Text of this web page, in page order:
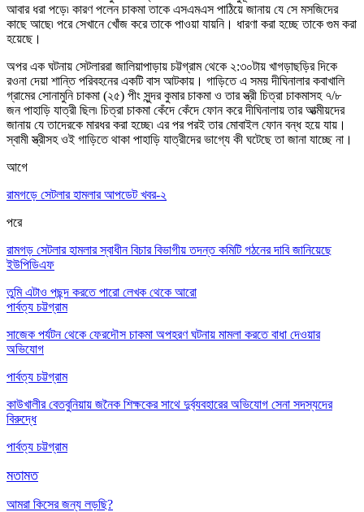
আবার ধরা পড়ে৷ কারণ পলেন চাকমা তাকে এসএমএস পাঠিয়ে জানায় যে সে মসজিদের
কাছে আছে৷ পরে সেখানে খোঁজ করে তাকে পাওয়া যায়নি। ধারণা করা হচ্ছে তাকে গুম করা
হয়েছে।
অপর এক ঘটনায় সেটলাররা জালিয়াপাড়ায় চট্টগ্রাম থেকে ২:৩০টায় খাগড়াছড়ির দিকে
রওনা দেয়া শান্তি পরিবহনের একটি বাস আটকায়। গাড়িতে এ সময় দীঘিনালার কবাখালি
গ্রামের সোনামুনি চাকমা (২৫) পীং সুন্দর কুমার চাকমা ও তার স্ত্রী চিত্রা চাকমাসহ ৭/৮
জন পাহাড়ি যাত্রী ছিল৷ চিত্রা চাকমা কেঁদে কেঁদে ফোন করে দীঘিনালায় তার আত্মীয়দের
জানায় যে তাদেরকে মারধর করা হচ্ছে৷ এর পর পরই তার মোবাইল ফোন বন্ধ হয়ে যায়।
স্বামী স্ত্রীসহ ওই গাড়িতে থাকা পাহাড়ি যাত্রীদের ভাগ্যে কী ঘটেছে তা জানা যাচ্ছে না।
আগে
রামগড়ে সেটলার হামলার আপডেট খবর-২
পরে
রামগড় সেটলার হামলার স্বাধীন বিচার বিভাগীয় তদন্ত কমিটি গঠনের দাবি জানিয়েছে
ইউপিডিএফ
তুমি এটাও পছন্দ করতে পারো লেখক থেকে আরো
পার্বত্য চট্টগ্রাম
সাজেক পর্যটন থেকে ফেরদৌস চাকমা অপহরণ ঘটনায় মামলা করতে বাধা দেওয়ার
অভিযোগ
পার্বত্য চট্টগ্রাম
কাউখালীর বেতবুনিয়ায় জনৈক শিক্ষকের সাথে দুর্ব্যবহারের অভিযোগ সেনা সদস্যদের
বিরুদ্ধে
পার্বত্য চট্টগ্রাম
মতামত
আমরা কিসের জন্য লড়ছি?